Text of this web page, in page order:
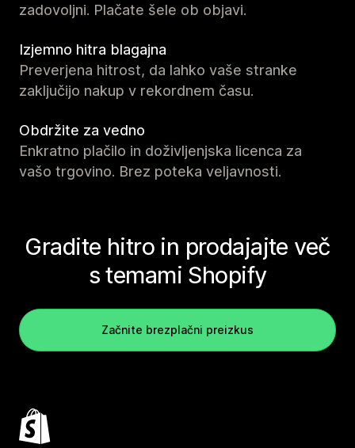
zadovoljni. Plačate šele ob objavi.
Izjemno hitra blagajna
Preverjena hitrost, da lahko vaše stranke
zaključijo nakup v rekordnem času.
Obdržite za vedno
Enkratno plačilo in doživljenjska licenca za
vašo trgovino. Brez poteka veljavnosti.
Gradite hitro in prodajajte več
s temami Shopify
Začnite brezplačni preizkus